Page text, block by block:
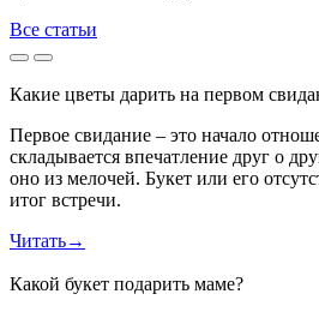
Все статьи
Какие цветы дарить на первом
Первое свидание – это начало
складывается впечатление друг о
оно из мелочей. Букет или его
итог встречи.
Читать→
Какой букет подарить маме?